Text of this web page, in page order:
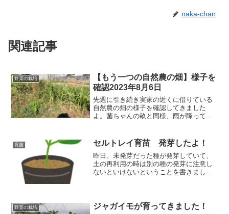
naka-chan
関連記事
野菜の栽培
【もう一つの自然農の畑】様子を
確認2023年8月6日
先週に引き続き実家の近くに借りている
自然農の畑の様子を確認してきました
よ。菌ちゃんの畝と同様、雨が降ってい
ていました。
育苗 セルトレイ育苗 発芽したよ！
昨日、未発芽だった種が発芽していて、
土の再利用の時は別の種の発芽に注意し
ないといけないということを書きまし
野菜の栽培 ジャガイモが育ってきました！